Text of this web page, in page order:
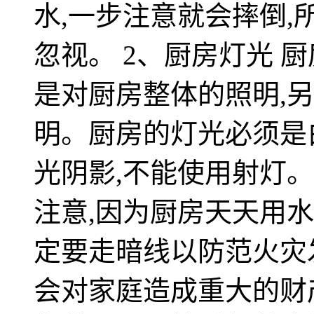
水,一步注意就会摔倒,
忽视。 2、厨房灯光
是对厨房整体的照明,
明。厨房的灯光必须
光阴影,不能使用射灯
注意,因为厨房天天用
定要走暗线以防范火
会对家庭造成重大的